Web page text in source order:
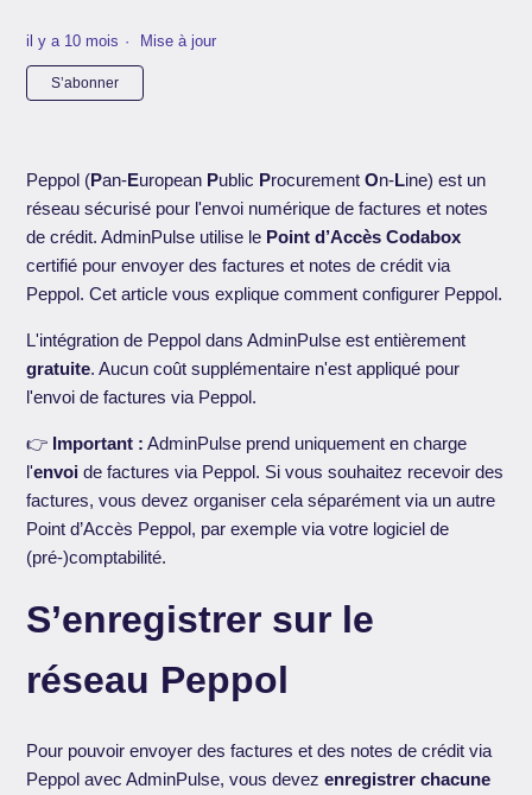
il y a 10 mois Mise à jour
S’abonner
Peppol (Pan-European Public ProcurementOn-Line) est un
réseau sécurisé pour l'envoi numérique de factures et notes
de crédit. AdminPulse utilise le Point d’Accès Codabox
certifié pour envoyer des factures et notes de crédit via
Peppol. Cet article vous explique comment configurer Peppol.
L'intégration de Peppol dans AdminPulse est entièrement
gratuite. Aucun coût supplémentaire n'est appliqué pour
l'envoi de factures via Peppol.
👉 Important : AdminPulse prend uniquement en charge
l'envoi de factures via Peppol. Si vous souhaitez recevoir des
factures, vous devez organiser cela séparément via un autre
Point d’Accès Peppol, par exemple via votre logiciel de
(pré-)comptabilité.
S’enregistrer sur le
réseau Peppol
Pour pouvoir envoyer des factures et des notes de crédit via
Peppol avec AdminPulse, vous devezenregistrer chacune